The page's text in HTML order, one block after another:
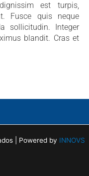
est turpis,
Fusce quis neque
sollicitudin. Integer
blandit. Cras et
| Powered by INNOVS